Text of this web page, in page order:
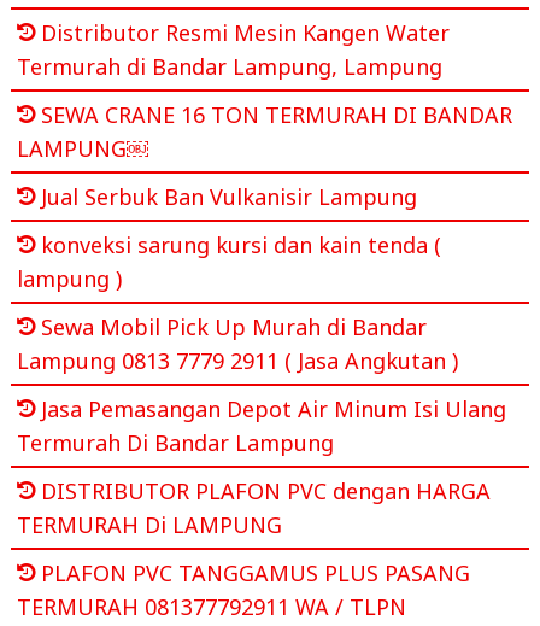
Distributor Resmi Mesin Kangen Water
Termurah di Bandar Lampung, Lampung
SEWA CRANE 16 TON TERMURAH DI BANDAR
LAMPUNG￼
Jual Serbuk Ban Vulkanisir Lampung
konveksi sarung kursi dan kain tenda (
lampung )
Sewa Mobil Pick Up Murah di Bandar
Lampung 0813 7779 2911 ( Jasa Angkutan )
Jasa Pemasangan Depot Air Minum Isi Ulang
Termurah Di Bandar Lampung
DISTRIBUTOR PLAFON PVC dengan HARGA
TERMURAH Di LAMPUNG
PLAFON PVC TANGGAMUS PLUS PASANG
TERMURAH 081377792911 WA / TLPN